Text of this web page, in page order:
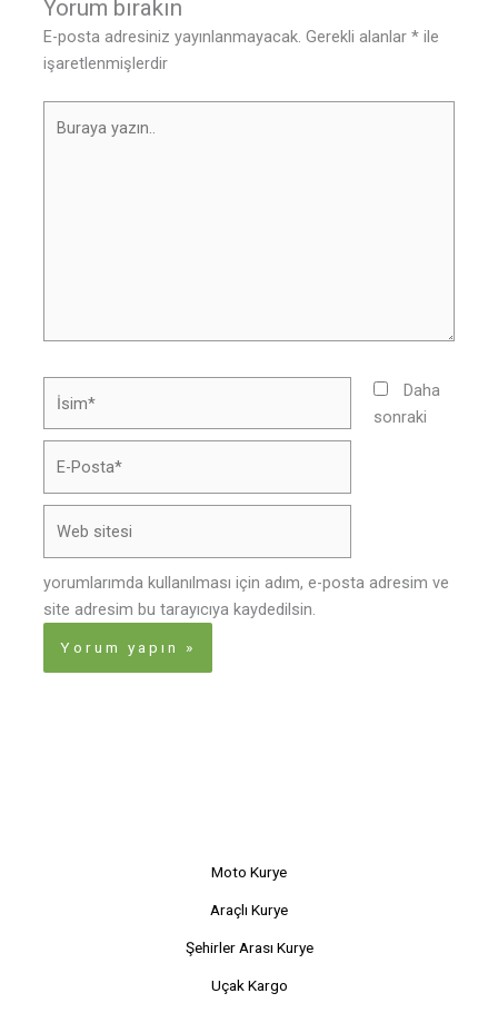
Yorum bırakın
E-posta adresiniz yayınlanmayacak. Gerekli alanlar* ile
işaretlenmişlerdir
yazın..
Daha
sonraki
yorumlarımda kullanılması için adım, e-posta adresim ve
site adresim bu tarayıcıya kaydedilsin.
Moto Kurye
Araçlı Kurye
Şehirler Arası Kurye
Uçak Kargo